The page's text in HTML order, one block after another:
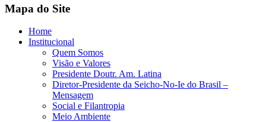
Mapa do Site
Home
Institucional
Quem Somos
Visão e Valores
Presidente Doutr. Am. Latina
Diretor-Presidente da Seicho-No-Ie do Brasil –
Mensagem
Social e Filantropia
Meio Ambiente